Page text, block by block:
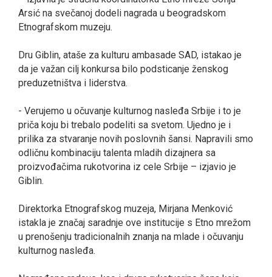
Arsić na svečanoj dodeli nagrada u beogradskom
Etnografskom muzeju.
Dru Giblin, ataše za kulturu ambasade SAD, istakao je
da je važan cilј konkursa bilo podsticanje ženskog
preduzetništva i liderstva.
- Verujemo u očuvanje kulturnog nasleđa Srbije i to je
priča koju bi trebalo podeliti sa svetom. Ujedno je i
prilika za stvaranje novih poslovnih šansi. Napravili smo
odličnu kombinaciju talenta mladih dizajnera sa
proizvođačima rukotvorina iz cele Srbije – izjavio je
Giblin.
Direktorka Etnografskog muzeja, Mirjana Menković
istakla je značaj saradnje ove institucije s Etno mrežom
u prenošenju tradicionalnih znanja na mlade i očuvanju
kulturnog nasleđa.